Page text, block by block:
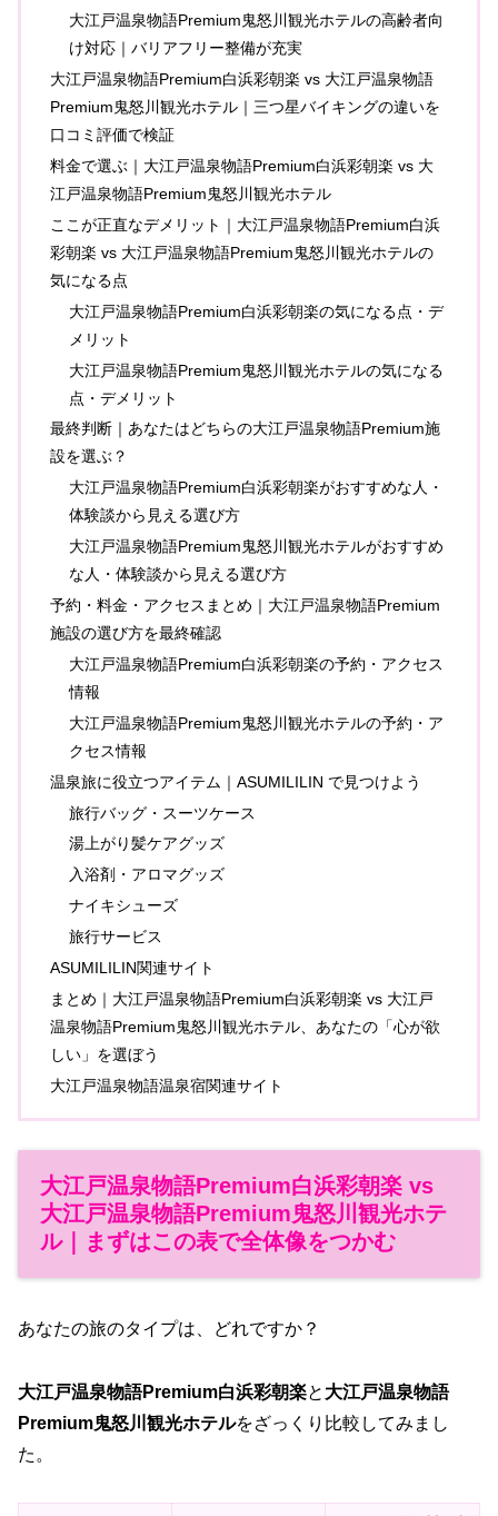
大江戸温泉物語Premium鬼怒川観光ホテルの高齢者向
け対応｜バリアフリー整備が充実
大江戸温泉物語Premium白浜彩朝楽 vs 大江戸温泉物語
Premium鬼怒川観光ホテル｜三つ星バイキングの違いを
口コミ評価で検証
料金で選ぶ｜大江戸温泉物語Premium白浜彩朝楽 vs 大
江戸温泉物語Premium鬼怒川観光ホテル
ここが正直なデメリット｜大江戸温泉物語Premium白浜
彩朝楽 vs 大江戸温泉物語Premium鬼怒川観光ホテルの
気になる点
大江戸温泉物語Premium白浜彩朝楽の気になる点・デ
メリット
大江戸温泉物語Premium鬼怒川観光ホテルの気になる
点・デメリット
最終判断｜あなたはどちらの大江戸温泉物語Premium施
設を選ぶ？
大江戸温泉物語Premium白浜彩朝楽がおすすめな人・
体験談から見える選び方
大江戸温泉物語Premium鬼怒川観光ホテルがおすすめ
な人・体験談から見える選び方
予約・料金・アクセスまとめ｜大江戸温泉物語Premium
施設の選び方を最終確認
大江戸温泉物語Premium白浜彩朝楽の予約・アクセス
情報
大江戸温泉物語Premium鬼怒川観光ホテルの予約・ア
クセス情報
温泉旅に役立つアイテム｜ASUMILILIN で見つけよう
旅行バッグ・スーツケース
湯上がり髪ケアグッズ
入浴剤・アロマグッズ
ナイキシューズ
旅行サービス
ASUMILILIN関連サイト
まとめ｜大江戸温泉物語Premium白浜彩朝楽 vs 大江戸
温泉物語Premium鬼怒川観光ホテル、あなたの「心が欲
しい」を選ぼう
大江戸温泉物語温泉宿関連サイト
大江戸温泉物語Premium白浜彩朝楽 vs
大江戸温泉物語Premium鬼怒川観光ホテ
ル｜まずはこの表で全体像をつかむ
あなたの旅のタイプは、どれですか？
大江戸温泉物語Premium白浜彩朝楽と 大江戸温泉物語
Premium鬼怒川観光ホテルをざっくり比較してみまし
た。